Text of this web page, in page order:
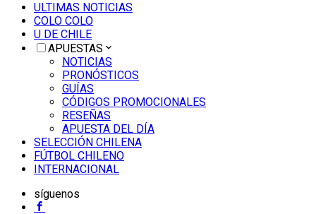
ULTIMAS NOTICIAS
COLO COLO
U DE CHILE
APUESTAS
NOTICIAS
PRONÓSTICOS
GUÍAS
CÓDIGOS PROMOCIONALES
RESEÑAS
APUESTA DEL DÍA
SELECCIÓN CHILENA
FÚTBOL CHILENO
INTERNACIONAL
síguenos